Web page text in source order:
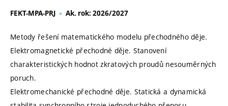
FEKT-MPA-PRJ Ak. rok: 2026/2027
Metody řešení matematického modelu přechodného děje.
Elektromagnetické přechodné děje. Stanovení
charakteristických hodnot zkratových proudů nesouměrných
poruch.
Elektromechanické přechodné děje. Statická a dynamická